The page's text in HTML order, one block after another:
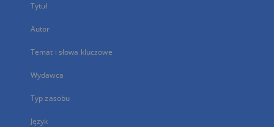
Tytuł
Autor
Temat i słowa kluczowe
Wydawca
Typ zasobu
Język